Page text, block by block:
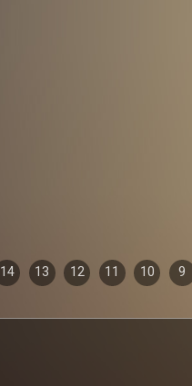
9
10
11
12
13
14